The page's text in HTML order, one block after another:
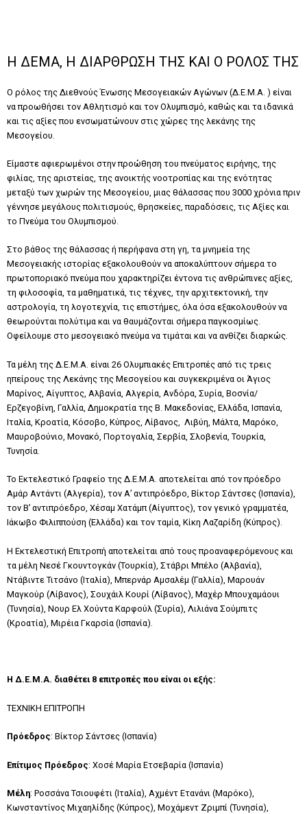
Η ΔΕΜΑ, Η ΔΙΑΡΘΡΩΣΗ ΤΗΣ ΚΑΙ Ο ΡΟΛΟΣ ΤΗΣ
Ο ρόλος της Διεθνούς Ένωσης Μεσογειακών Αγώνων (Δ.Ε.Μ.Α. ) είναι
να προωθήσει τον Αθλητισμό και τον Ολυμπισμό, καθώς και τα ιδανικά
και τις αξίες που ενσωματώνουν στις χώρες της λεκάνης της
Μεσογείου.
Είμαστε αφιερωμένοι στην προώθηση του πνεύματος ειρήνης, της
φιλίας, της αριστείας, της ανοικτής νοοτροπίας και της ενότητας
μεταξύ των χωρών της Μεσογείου, μιας θάλασσας που 3000 χρόνια πριν
γέννησε μεγάλους πολιτισμούς, θρησκείες, παραδόσεις, τις Αξίες και
το Πνεύμα του Ολυμπισμού.
Στο βάθος της θάλασσας ή περήφανα στη γη, τα μνημεία της
Μεσογειακής ιστορίας εξακολουθούν να αποκαλύπτουν σήμερα το
πρωτοποριακό πνεύμα που χαρακτηρίζει έντονα τις ανθρώπινες αξίες,
τη φιλοσοφία, τα μαθηματικά, τις τέχνες, την αρχιτεκτονική, την
αστρολογία, τη λογοτεχνία, τις επιστήμες, όλα όσα εξακολουθούν να
θεωρούνται πολύτιμα και να θαυμάζονται σήμερα παγκοσμίως.
Οφείλουμε στο μεσογειακό πνεύμα να τιμάται και να ανθίζει διαρκώς.
Τα μέλη της Δ.Ε.Μ.Α. είναι 26 Ολυμπιακές Επιτροπές από τις τρεις
ηπείρους της Λεκάνης της Μεσογείου και συγκεκριμένα οι Άγιος
Μαρίνος, Αίγυπτος, Αλβανία, Αλγερία, Ανδόρα, Συρία, Βοσνία/
Ερζεγοβίνη, Γαλλία, Δημοκρατία της Β. Μακεδονίας, Ελλάδα, Ισπανία,
Ιταλία, Κροατία, Κόσοβο, Κύπρος, Λίβανος, Λιβύη, Μάλτα, Μαρόκο,
Μαυροβούνιο, Μονακό, Πορτογαλία, Σερβία, Σλοβενία, Τουρκία,
Τυνησία.
Το Εκτελεστικό Γραφείο της Δ.Ε.Μ.Α. αποτελείται από τον πρόεδρο
Αμάρ Αντάντι (Αλγερία), τον Α’ αντιπρόεδρο, Βίκτορ Σάντσες (Ισπανία),
τον Β’ αντιπρόεδρο, Χέσαμ Χατάμπ (Αίγυπτος), τον γενικό γραμματέα,
Ιάκωβο Φιλιππούση (Ελλάδα) και τον ταμία, Κίκη Λαζαρίδη (Κύπρος).
Η Εκτελεστική Επιτροπή αποτελείται από τους προαναφερόμενους και
τα μέλη Νεσέ Γκουντογκάν (Τουρκία), Στάβρι Μπέλο (Αλβανία),
Ντάβιντε Τιτσάνο (Ιταλία), Μπερνάρ Αμσαλέμ (Γαλλία), Μαρουάν
Μαγκούρ (Λίβανος), Σουχάιλ Κουρί (Λίβανος), Μαχέρ Μπουχαμάουι
(Τυνησία), Νουρ Ελ Χούντα Καρφούλ (Συρία), Λιλιάνα Σούμπιτς
(Κροατία), Μιρέια Γκαρσία (Ισπανία).
Η Δ.Ε.Μ.Α. διαθέτει 8 επιτροπές που είναι οι εξής:
ΤΕΧΝΙΚΗ ΕΠΙΤΡΟΠΗ
Πρόεδρος: Βίκτορ Σάντσες (Ισπανία)
Επίτιμος Πρόεδρος: Χοσέ Μαρία Ετσεβαρία (Ισπανία)
Μέλη: Ροσσάνα Τσιουφέτι (Ιταλία), Αχμέντ Ετανάνι (Μαρόκο),
Κωνσταντίνος Μιχαηλίδης (Κύπρος), Μοχάμεντ Ζριμπί (Τυνησία),